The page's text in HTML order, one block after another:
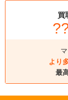
買
より
最